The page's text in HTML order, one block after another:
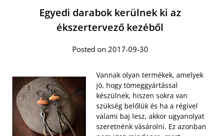
Egyedi darabok kerülnek ki az
ékszertervező kezéből
Posted on 2017-09-30
Vannak olyan termékek, amelyek
jó, hogy tömeggyártással
készülnek, hiszen sokra van
szükség belőlük és ha a régivel
valami baj lesz, akkor ugyanolyat
szeretnénk vásárolni. Ez azonban